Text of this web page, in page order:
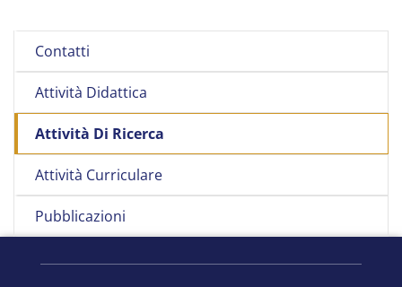
Contatti
Attività Didattica
Attività Di Ricerca
Attività Curriculare
Pubblicazioni